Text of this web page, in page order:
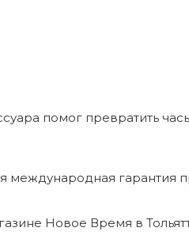
помог превратить
международная
Новое Время в